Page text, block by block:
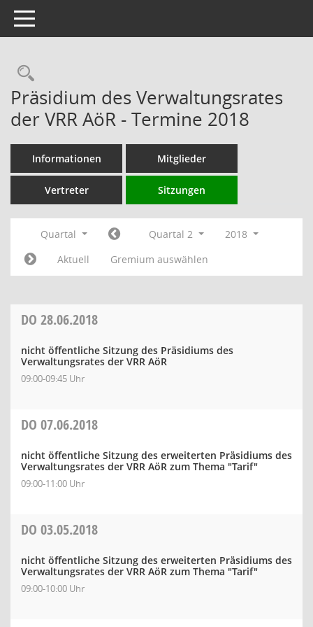
Toggle navigation
Rechercheauswahl
Präsidium des Verwaltungsrates
der VRR AöR - Termine 2018
Informationen Mitglieder
Vertreter Sitzungen
Quartal Quartal 2
2018
Aktuell
Gremium auswählen
DO 28.06.2018
nicht öffentliche Sitzung des Präsidiums des
Verwaltungsrates der VRR AöR
09:00-09:45 Uhr
DO 07.06.2018
nicht öffentliche Sitzung des erweiterten Präsidiums des
Verwaltungsrates der VRR AöR zum Thema "Tarif"
09:00-11:00 Uhr
DO 03.05.2018
nicht öffentliche Sitzung des erweiterten Präsidiums des
Verwaltungsrates der VRR AöR zum Thema "Tarif"
09:00-10:00 Uhr